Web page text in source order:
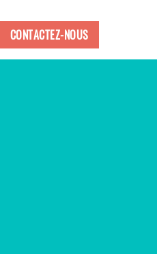
CONTACTEZ-NOUS